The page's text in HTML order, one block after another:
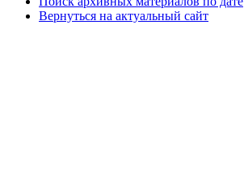
Вернуться на актуальный сайт